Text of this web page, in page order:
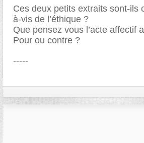
Ces deux petits extraits sont-ils
à-vis de l’éthique ?
Que pensez vous l’acte affectif
Pour ou contre ?
-----